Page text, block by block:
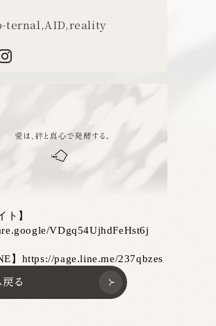
ternal,AID,reality
ト】
VDgq54UjhdFeHst6j
】https://page.line.me/237qbzes
る